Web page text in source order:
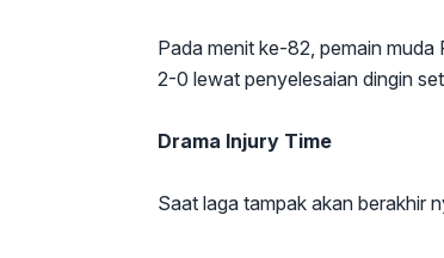
Pada menit ke-82, pemain muda
2-0 lewat penyelesaian dingin
Drama Injury Time
Saat laga tampak akan berakhir